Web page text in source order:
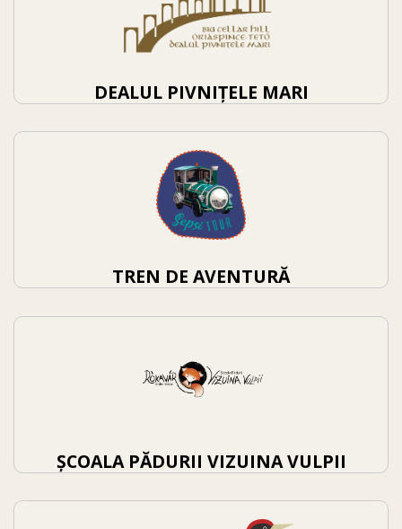
DEALUL PIVNIȚELE MARI
TREN DE AVENTURĂ
ȘCOALA PĂDURII VIZUINA VULPII